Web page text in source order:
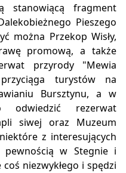
stanowiącą fragment
Pieszego
można Przekop Wisły,
promową, a także
przyrody "Mewia
turystów na
Bursztynu, a w
odwiedzić rezerwat
siwej oraz Muzeum
z interesujących
w Stegnie i
niezwykłego i spędzi